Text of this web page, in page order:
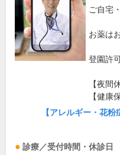
ご自宅
お薬は
登園許
【夜間
【健康
【アレルギー・花
診療／受付時間・休診日